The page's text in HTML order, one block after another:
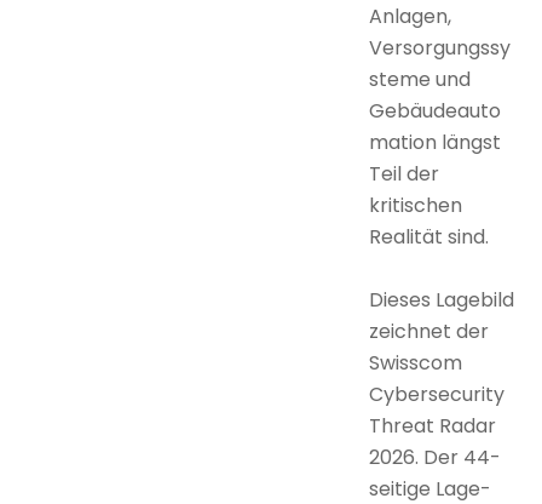
Anlagen,
Versorgungssy
steme und
Gebäudeauto
mation längst
Teil der
kritischen
Realität sind.
Dieses Lagebild
zeichnet der
Swisscom
Cybersecurity
Threat Radar
2026. Der 44-
seitige Lage-